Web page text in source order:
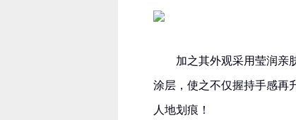
加之其外观采用莹润亲
涂层，使之不仅握持手感再
人地划痕！